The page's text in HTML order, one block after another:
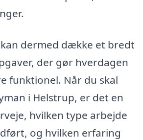
dermed dække et bredt
der gør hverdagen
funktionel. Når du skal
i Helstrup, er det en
hvilken type arbejde
og hvilken erfaring